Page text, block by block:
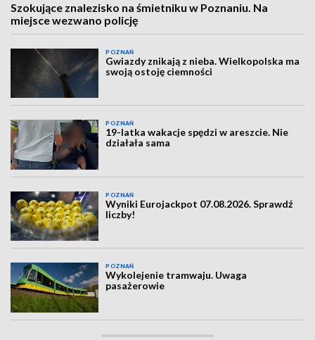
Szokujące znalezisko na śmietniku w Poznaniu. Na
miejsce wezwano policję
POZNAŃ
Gwiazdy znikają z nieba. Wielkopolska ma
swoją ostoję ciemności
POZNAŃ
19-latka wakacje spędzi w areszcie. Nie
działała sama
POZNAŃ
Wyniki Eurojackpot 07.08.2026. Sprawdź
liczby!
POZNAŃ
Wykolejenie tramwaju. Uwaga
pasażerowie